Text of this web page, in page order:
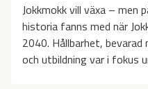
Jokkmokk vill växa –
historia fanns med när
2040. Hållbarhet,
och utbildning var i fokus